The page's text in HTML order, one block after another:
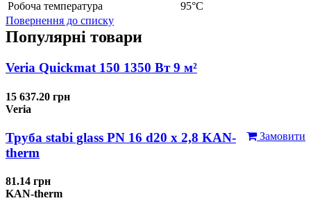
Робоча температура
95°С
Повернення до списку
Популярні товари
Veria Quickmat 150 1350 Вт 9 м²
15 637.20 грн
Veria
Замовити
Труба stabi glass PN 16 d20 х 2,8 KAN-
therm
81.14 грн
KAN-therm